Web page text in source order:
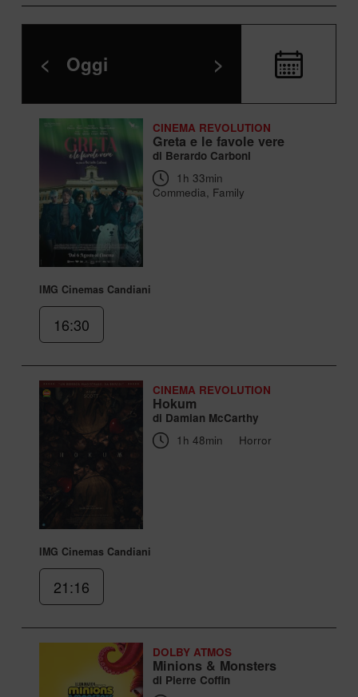
< Oggi >
CINEMA REVOLUTION
Greta e le favole vere
di Berardo Carboni
1h 33min
Commedia, Family
IMG Cinemas Candiani
16:30
CINEMA REVOLUTION
Hokum
di Damian McCarthy
1h 48min
Horror
IMG Cinemas Candiani
21:16
DOLBY ATMOS
Minions & Monsters
di Pierre Coffin